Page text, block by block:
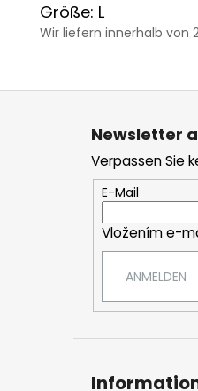
Größe: L
Wir liefern innerhalb von
Newsletter
Verpassen Sie
E-Mail
Vložením e-
ANMELDEN